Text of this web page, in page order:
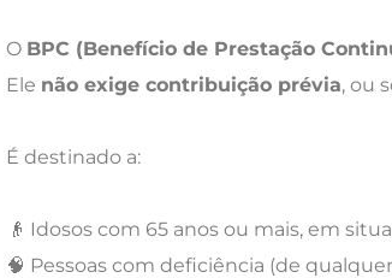
O BPC (Benefício de Prestação
Ele não exige contribuição prévia, ou
É destinado a:
👴 Idosos com 65 anos ou mais, em
🧠 Pessoas com deficiência (de